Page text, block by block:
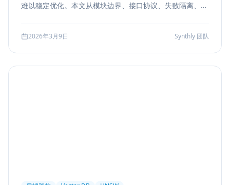
难以稳定优化。本文从模块边界、接口协议、失败隔离、缓
2026年3月9日 Synthly 团队